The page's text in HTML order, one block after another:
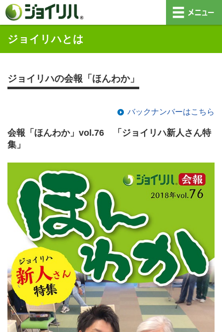
ジョイリハとは
ジョイリハの会報「ほんわか」
バックナンバーはこちら
会報「ほんわか」vol.76 「ジョイリハ新人さん特
集」